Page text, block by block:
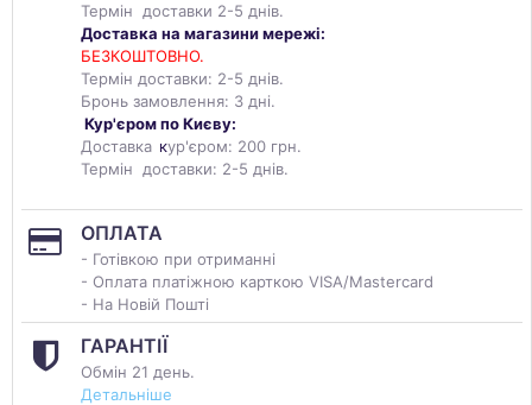
Термін доставки 2-5 днів.
Доставка на магазини мережі:
БЕЗКОШТОВНО.
Термін доставки: 2-5 днів.
Бронь замовлення: 3 дні.
Кур'єром по Києву:
Доставка кур'єром: 200 грн.
Термін доставки: 2-5 днів.
ОПЛАТА
- Готівкою при отриманні
- Оплата платіжною карткою VISA/Mastercard
- На Новій Пошті
ГАРАНТІЇ
Обмін 21 день.
Детальніше